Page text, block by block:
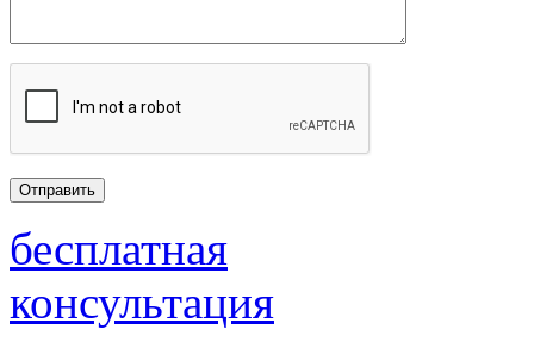
бесплатная
консультация